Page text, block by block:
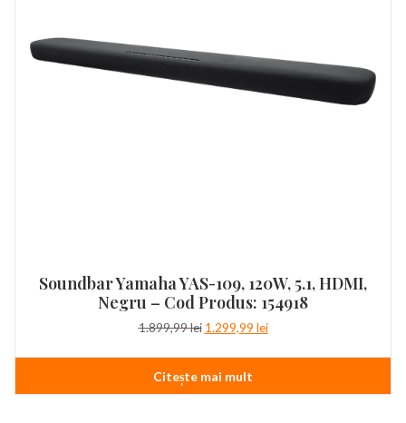
Soundbar Yamaha YAS-109, 120W, 5.1, HDMI,
Negru – Cod Produs: 154918
1.899,99lei Prețul
a
fost:
1.899,99 lei.
1.299,99 leiPrețul
este:
Citește mai mult